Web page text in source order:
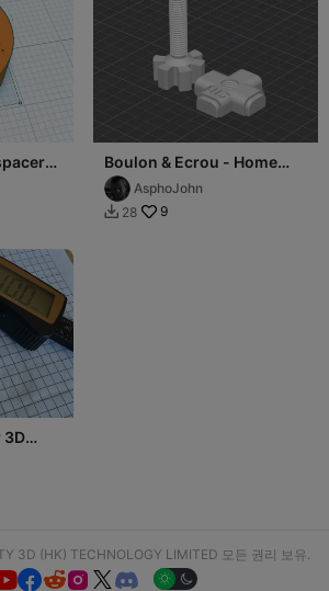
Boulon & Ecrou - Home
Made - M12
AsphoJohn
 28 9
3D
3D (HK) TECHNOLOGY LIMITED 모든 권리 보유.
  